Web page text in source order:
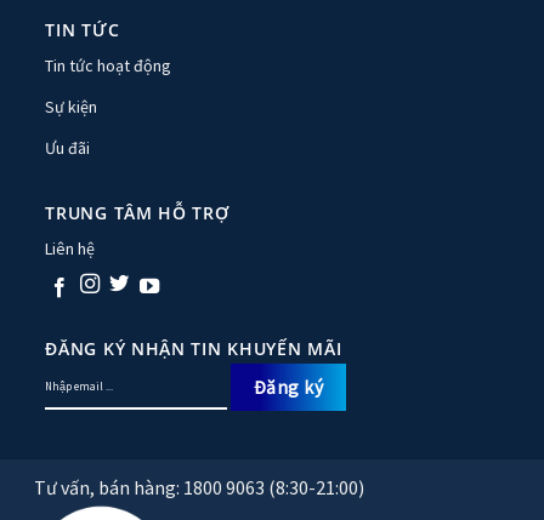
TIN TỨC
Tin tức hoạt động
Sự kiện
Ưu đãi
TRUNG TÂM HỖ TRỢ
Liên hệ
ĐĂNG KÝ NHẬN TIN KHUYẾN MÃI
Tư vấn, bán hàng: 1800 9063 (8:30-21:00)